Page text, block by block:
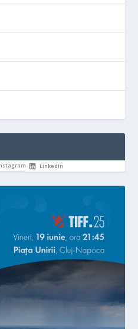
LinkedIn